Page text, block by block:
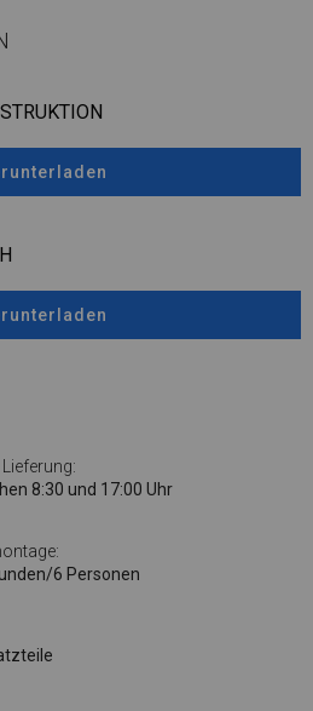
8:30 und 17:00 Uhr
6 Personen